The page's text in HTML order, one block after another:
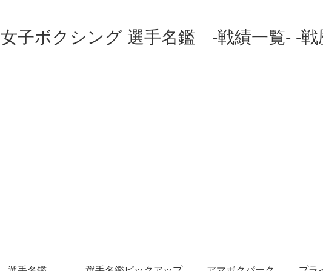
女子ボクシング 選手名鑑 -戦績一覧- -戦